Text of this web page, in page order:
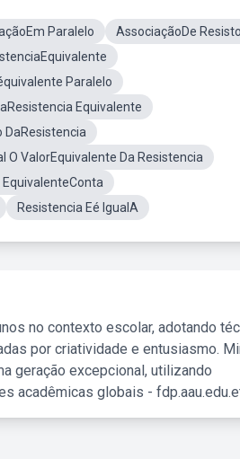
Paralelo
AssociaçãoDe
Paralelo
Equivalente
DaResistencia
O ValorEquivalente Da Resistencia
EquivalenteConta
Resistencia Eé IgualA
no contexto escolar, adotando
por criatividade e entusiasmo.
geração excepcional, utilizando
acadêmicas globais -